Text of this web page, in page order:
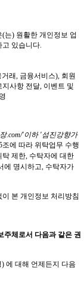
(는) 원활한 개인정보 업
있습니다.
래, 금융서비스), 회원
사항 전달, 이벤트 및
.com/'이하 '섬진강향가
에 따라 위탁업무 수행
제한, 수탁자에 대한
에 명시하고, 수탁자가
본 개인정보 처리방침
주체로서 다음과 같은 권
에 대해 언제든지 다음